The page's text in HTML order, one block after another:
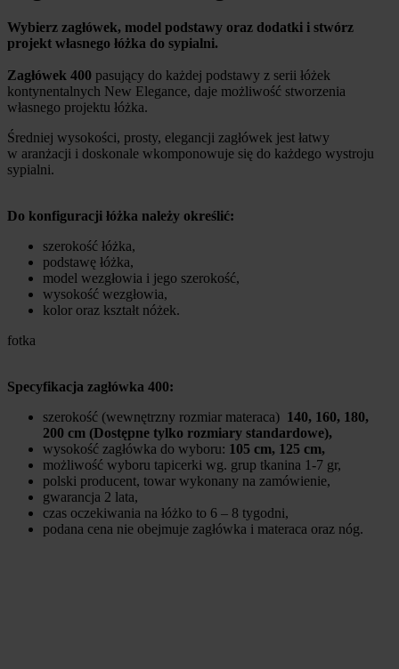
Wybierz zagłówek, model podstawy oraz dodatki i stwórz
projekt własnego łóżka do sypialni.
Zagłówek 400 pasujący do każdej podstawy z serii łóżek
kontynentalnych New Elegance, daje możliwość stworzenia
własnego projektu łóżka.
Średniej wysokości, prosty, elegancji zagłówek jest łatwy
w aranżacji i doskonale wkomponowuje się do każdego wystroju
sypialni.
Do konfiguracji łóżka należy określić:
szerokość łóżka,
podstawę łóżka,
model wezgłowia i jego szerokość,
wysokość wezgłowia,
kolor oraz kształt nóżek.
fotka
Specyfikacja zagłówka 400:
szerokość (wewnętrzny rozmiar materaca) 140, 160, 180,
200 cm (Dostępne tylko rozmiary standardowe),
wysokość zagłówka do wyboru: 105 cm, 125 cm,
możliwość wyboru tapicerki wg. grup tkanina 1-7 gr,
polski producent, towar wykonany na zamówienie,
gwarancja 2 lata,
czas oczekiwania na łóżko to 6 – 8 tygodni,
podana cena nie obejmuje zagłówka i materaca oraz nóg.